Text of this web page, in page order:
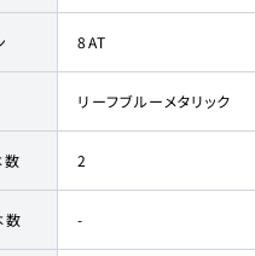
8AT
リーフブルーメタリック
数 2
数 -